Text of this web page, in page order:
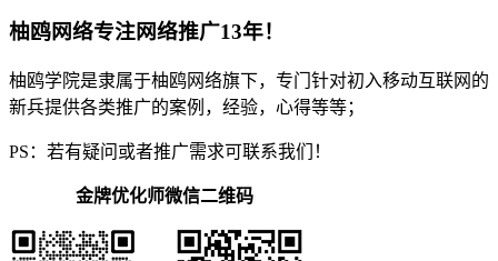
柚鸥网络专注网络推广13年！
柚鸥学院是隶属于柚鸥网络旗下，专门针对初入移动互联网的
新兵提供各类推广的案例，经验，心得等等；
PS：若有疑问或者推广需求可联系我们！
金牌优化师微信二维码